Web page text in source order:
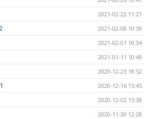
2021-02-22 11:21
2021-02-08 10:59
2021-02-01 10:34
2021-01-11 10:49
2020-12-23 18:52
2020-12-16 15:45
2020-12-02 15:38
2020-11-30 12:28